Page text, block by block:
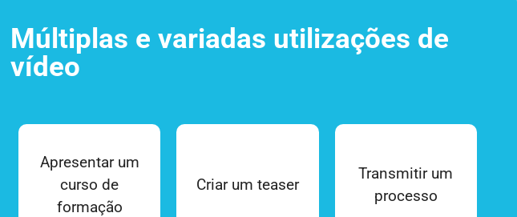
Múltiplas e variadas utilizações de
vídeo
Apresentar um
curso de
formação
Criar um teaser
Transmitir um
processo